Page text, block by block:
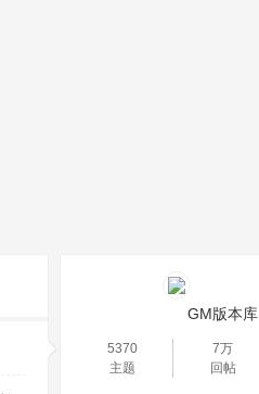
GM版本库
5370
主题
7万
回帖